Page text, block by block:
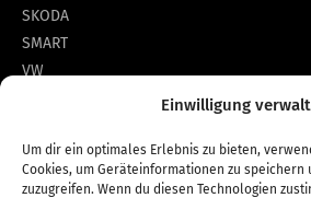
Einwilligung
Um dir ein optimales Erlebnis zu bieten,
Cookies, um Geräteinformationen zu
zuzugreifen. Wenn du diesen Technologien
SKODA
SMART
VW
*unverbindlichen Preisempfehlung
Tag der Erstzulassung (Neupreis).